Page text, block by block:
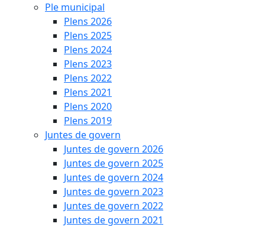
Ple municipal
Plens 2026
Plens 2025
Plens 2024
Plens 2023
Plens 2022
Plens 2021
Plens 2020
Plens 2019
Juntes de govern
Juntes de govern 2026
Juntes de govern 2025
Juntes de govern 2024
Juntes de govern 2023
Juntes de govern 2022
Juntes de govern 2021